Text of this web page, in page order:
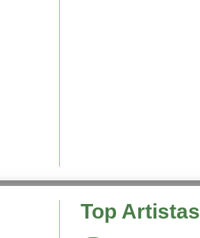
Top Artistas